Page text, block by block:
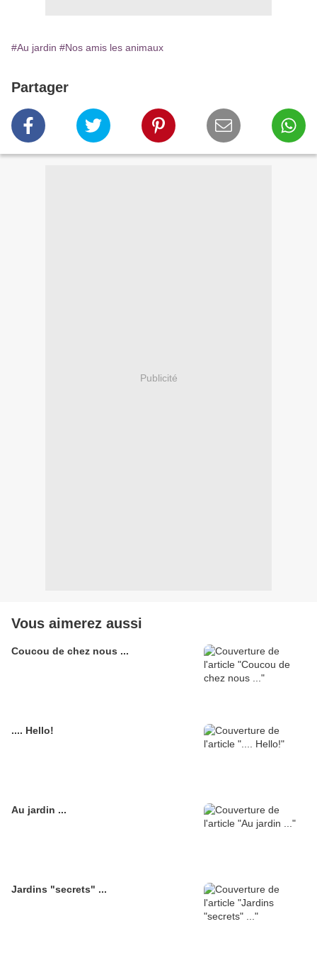
#Au jardin #Nos amis les animaux
Partager
Publicité
Vous aimerez aussi
Coucou de chez nous ...
.... Hello!
Au jardin ...
Jardins "secrets" ...